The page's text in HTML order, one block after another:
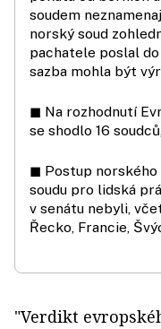
soudem
norský soud
pachatele poslal
sazba mohla být
◼ Na rozhodnutí
se shodlo 16
◼ Postup norského
soudu pro lidská
v senátu nebyli,
Řecko, Francie,
"Verdikt